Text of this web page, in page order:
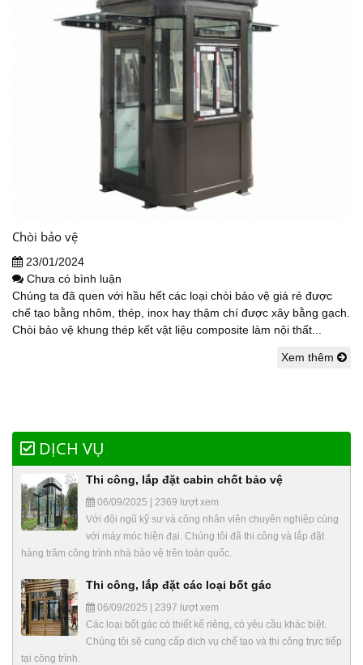
Chòi bảo vệ
23/01/2024
Chưa có bình luận
Chúng ta đã quen với hầu hết các loại chòi bảo vệ giá rẻ được
chế tạo bằng nhôm, thép, inox hay thậm chí được xây bằng gạch.
Chòi bảo vệ khung thép kết vật liệu composite làm nội thất...
Xem thêm
DỊCH VỤ
Thi công, lắp đặt cabin chốt bảo vệ
06/09/2025 | 2369 lượt xem
Với đội ngũ kỹ sư và công nhân viên chuyên nghiệp cùng
với máy móc hiện đại. Chúng tôi đã thi công và lắp đặt
hàng trăm công trình nhà bảo vệ trên toàn quốc.
Thi công, lắp đặt các loại bốt gác
06/09/2025 | 2397 lượt xem
Các loại bốt gác có thiết kế riêng, có yêu cầu khác biệt.
Chúng tôi sẽ cung cấp dịch vụ chế tạo và thi công trực tiếp
tại công trình.